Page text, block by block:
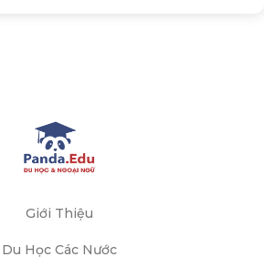
Giới Thiệu
Du Học Các Nước